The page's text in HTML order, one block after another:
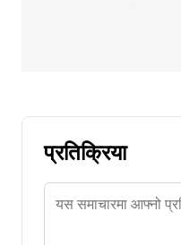
प्रतिक्रिया